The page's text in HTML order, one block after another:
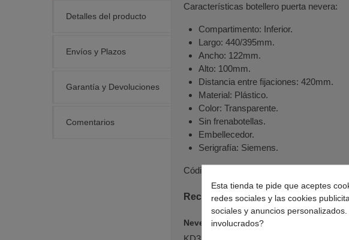
Detalles del producto
Envíos y Plazos
Garantía y Devoluciones
Comentarios
Características botellero puerta nevera:
Compartimento: Inferior.
Largo: 440/395mm.
Ancho: 122mm.
Alto: 100mm.
Distancia entre fijaciones: 420mm.
Material: Plástico.
Color: Transparente.
Sin frenabotellas.
Embellecedor.
Serigrafía: Siemens.
Códigos originales:
Recambio estante inferior
Neveras BOSCH
Esta tienda te pide que aceptes
redes sociales y las cookies
sociales y anuncios
involucrados?